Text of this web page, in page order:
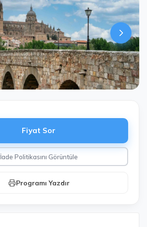
Fiyat Sor
İade Politikasını Görüntüle
Programı Yazdır